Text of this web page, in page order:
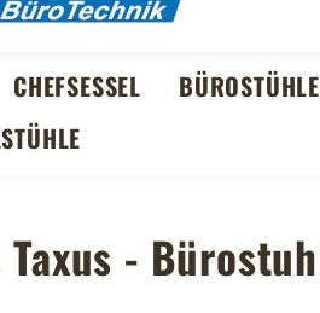
CHEFSESSEL
Taxus -